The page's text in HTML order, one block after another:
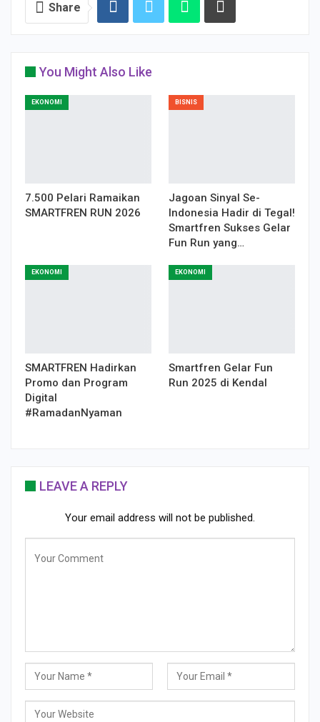
Share
You Might Also Like
EKONOMI
7.500 Pelari Ramaikan
SMARTFREN RUN 2026
BISNIS
Jagoan Sinyal Se-
Indonesia Hadir di Tegal!
Smartfren Sukses Gelar
Fun Run yang…
EKONOMI
SMARTFREN Hadirkan
Promo dan Program
Digital
#RamadanNyaman
EKONOMI
Smartfren Gelar Fun
Run 2025 di Kendal
LEAVE A REPLY
Your email address will not be published.